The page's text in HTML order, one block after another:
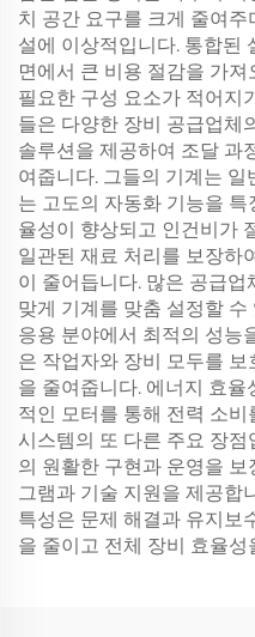
치 공간 요구를 크게 줄여
설에 이상적입니다. 통합된
면에서 큰 비용 절감을 가
필요한 구성 요소가 적어지
들은 다양한 장비 공급업체
솔루션을 제공하여 조달 과
여줍니다. 그들의 기계는
는 고도의 자동화 기능을
율성이 향상되고 인건비가
일관된 재료 처리를 보장하
이 줄어듭니다. 많은 공급
맞게 기계를 맞춤 설정할
응용 분야에서 최적의 성능
은 작업자와 장비 모두를
을 줄여줍니다. 에너지 효
적인 모터를 통해 전력 소
시스템의 또 다른 주요 장
의 원활한 구현과 운영을
그램과 기술 지원을 제공합
특성은 문제 해결과 유지보
을 줄이고 전체 장비 효율성